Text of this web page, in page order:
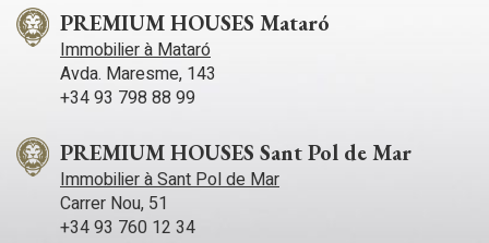
PREMIUM HOUSES Mataró
Immobilier à Mataró
Avda. Maresme, 143
+34 93 798 88 99
PREMIUM HOUSES Sant Pol de Mar
Immobilier à Sant Pol de Mar
Carrer Nou, 51
+34 93 760 12 34